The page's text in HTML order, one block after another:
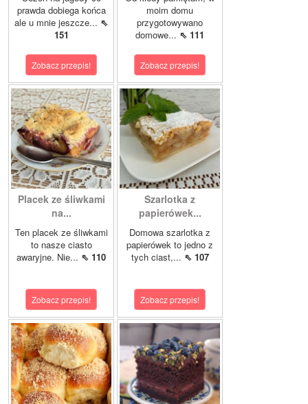
prawda dobiega końca
ale u mnie jeszcze... ⇖
151
Zobacz przepis!
moim domu
przygotowywano
domowe... ⇖ 111
Zobacz przepis!
Placek ze śliwkami
na...
Ten placek ze śliwkami
to nasze ciasto
awaryjne. Nie... ⇖ 110
Zobacz przepis!
Szarlotka z
papierówek...
Domowa szarlotka z
papierówek to jedno z
tych ciast,... ⇖ 107
Zobacz przepis!